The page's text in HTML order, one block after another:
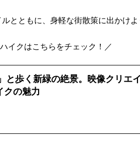
とともに、身軽な街散策に出かけよ
イクはこちらをチェック！／
と歩く新緑の絶景。映像クリエ
クの魅力